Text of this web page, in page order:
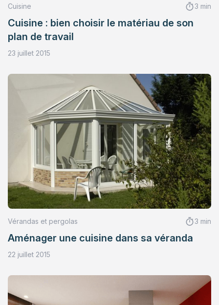
Cuisine 3 min
Cuisine : bien choisir le matériau de son
plan de travail
23 juillet 2015
Vérandas et pergolas 3 min
Aménager une cuisine dans sa véranda
22 juillet 2015